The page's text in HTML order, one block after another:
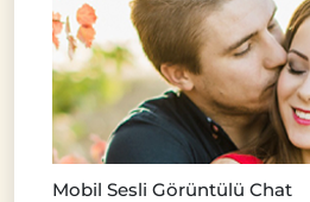
Mobil Sesli Görüntülü Chat